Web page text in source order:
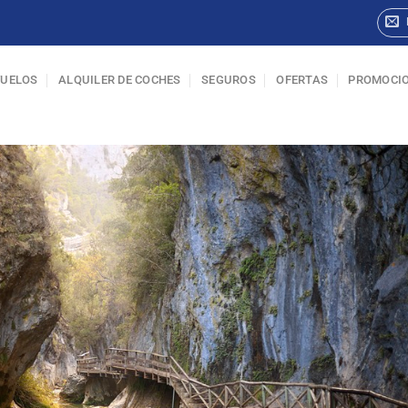
ALQUILER DE COCHES SEGUROS OFERTAS